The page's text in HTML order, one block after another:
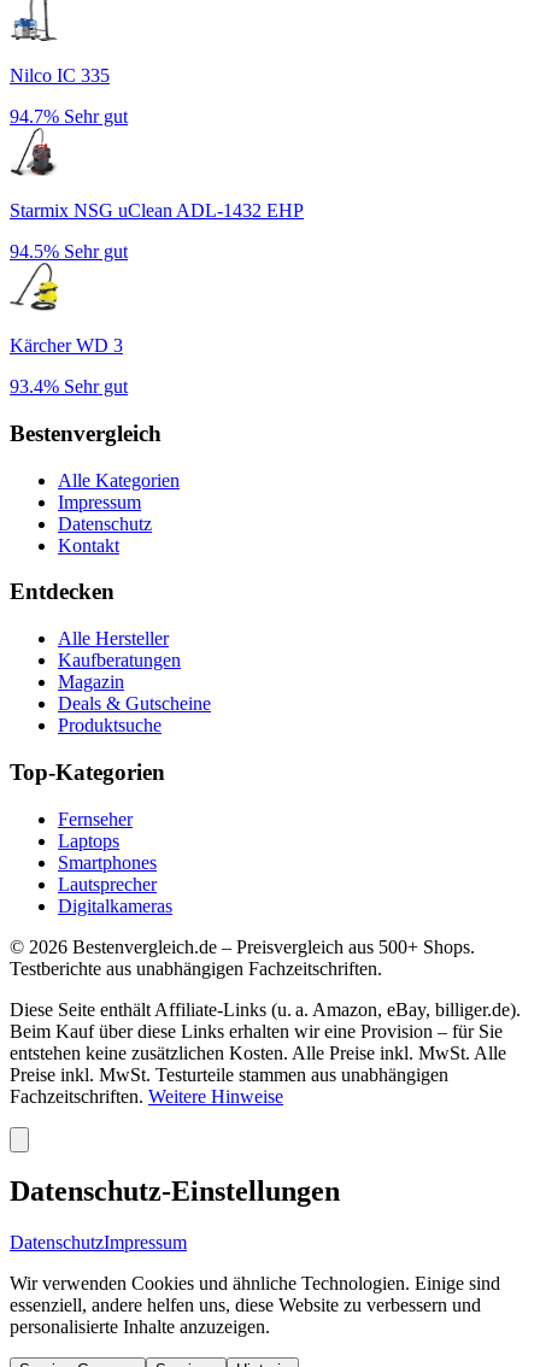
Nilco IC 335
94.7% Sehr gut
Starmix NSG uClean ADL-1432 EHP
94.5% Sehr gut
Kärcher WD 3
93.4% Sehr gut
Bestenvergleich
Alle Kategorien
Impressum
Datenschutz
Kontakt
Entdecken
Alle Hersteller
Kaufberatungen
Magazin
Deals & Gutscheine
Produktsuche
Top-Kategorien
Fernseher
Laptops
Smartphones
Lautsprecher
Digitalkameras
© 2026 Bestenvergleich.de – Preisvergleich aus 500+ Shops.
Testberichte aus unabhängigen Fachzeitschriften.
Diese Seite enthält Affiliate-Links (u. a. Amazon, eBay, billiger.de).
Beim Kauf über diese Links erhalten wir eine Provision – für Sie
entstehen keine zusätzlichen Kosten. Alle Preise inkl. MwSt. Alle
Preise inkl. MwSt. Testurteile stammen aus unabhängigen
Fachzeitschriften. Weitere Hinweise
Datenschutz-Einstellungen
DatenschutzImpressum
Wir verwenden Cookies und ähnliche Technologien. Einige sind
essenziell, andere helfen uns, diese Website zu verbessern und
personalisierte Inhalte anzuzeigen.